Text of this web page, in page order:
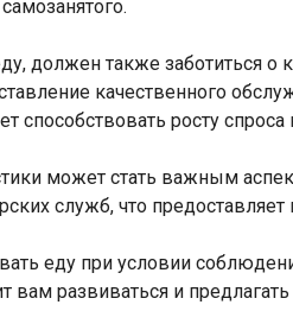
должен также заботиться
качественного
способствовать росту
может стать важным
служб, что
еду при условии
развиваться и